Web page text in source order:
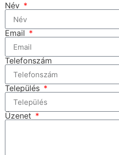
Név
Email
Telefonszám
Település
Üzenet